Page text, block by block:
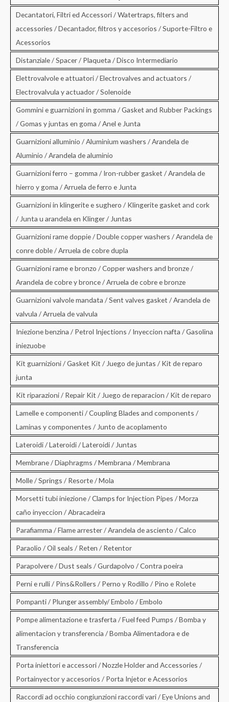
Decantatori, Filtri ed Accessori / Watertraps, filters and
accessories / Decantador, filtros y accesorios / Suporte-Filtro e
Acessorios
Distanziale / Spacer / Plaqueta / Disco Intermediario
Elettrovalvole e attuatori / Electrovalves and actuators /
Electrovalvula y actuador / Solenoide
Gommini e guarnizioni in gomma / Gasket and Rubber Packings
/ Gomas y juntas en goma / Anel e Junta
Guarnizioni alluminio / Aluminium washers / Arandela de
Aluminio / Arandela de aluminio
Guarnizioni ferro – gomma / Iron-rubber gasket / Arandela de
hierro y goma / Arruela de ferro e Junta
Guarnizioni in klingerite e sughero / Klingerite gasket and cork
/ Junta u arandela en Klinger / Juntas
Guarnizioni rame doppie / Double copper washers / Arandela de
conre doble / Arruela de cobre dupla
Guarnizioni rame e bronzo / Copper washers and bronze /
Arandela de cobre y bronce / Arruela de cobre e bronze
Guarnizioni valvole mandata / Sent valves gasket / Arandela de
valvula / Arruela de valvula
Iniezione benzina / Petrol Injections / Inyeccion nafta / Gasolina
iniezuobe
Kit guarnizioni / Gasket Kit / Juego de juntas / Kit de reparo
junta
Kit riparazioni / Repair Kit / Juego de reparacion / Kit de reparo
Lamelle e componenti / Coupling Blades and components /
Laminas y componentes / Junto de acoplamento
Lateroidi / Lateroidi / Lateroidi / Juntas
Membrane / Diaphragms / Membrana / Membrana
Molle / Springs / Resorte / Mola
Morsetti tubi iniezione / Clamps for Injection Pipes / Morza
caño inyeccion / Abracadeira
Parafiamma / Flame arrester / Arandela de asciento / Calco
Paraolio / Oil seals / Reten / Retentor
Parapolvere / Dust seals / Gurdapolvo / Contra poeira
Perni e rulli / Pins&Rollers / Perno y Rodillo / Pino e Rolete
Pompanti / Plunger assembly/ Embolo / Embolo
Pompe alimentazione e trasferta / Fuel feed Pumps / Bomba y
alimentacion y transferencia / Bomba Alimentadora e de
Transferencia
Porta iniettori e accessori / Nozzle Holder and Accessories /
Portainyector y accesorios / Porta Injetor e Acessorios
Raccordi ad occhio congiunzioni raccordi vari / Eye Unions and